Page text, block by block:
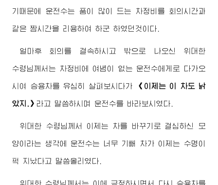
기때문에 운전수는 품이 많이 드는 차정비를 회의시간과
같은 짬시간을 리용하여 하군 하였던것이다.
얼마후 회의를 결속하시고 밖으로 나오신 위대한
수령님께서 는 차정비에 여념이 없는 운전수에게로 다가오
시여 승용차를 유심히 살펴보시다가 《이제는 이 차도 낡
았지.》 라고 말씀하시며 운전수를 바라보시였다.
위대한 수령님께서 이제는 차를 바꾸기로 결심하신 모
양이라는 생각에 운전수는 너무 기뻐 차가 이제는 수명이
퍽 지났다고 말씀올리였다.
위대한 수령님께서는 이에 긍정하시면서 다시 승용차를